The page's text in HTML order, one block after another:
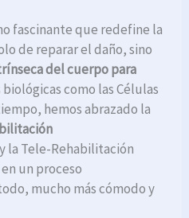
fascinante que redefine la
de reparar el daño, sino
del cuerpo para
como las Células
hemos abrazado la
la Tele-Rehabilitación
un proceso
mucho más cómodo y